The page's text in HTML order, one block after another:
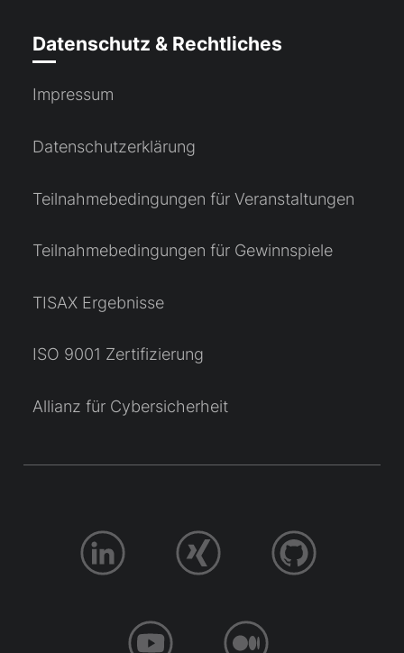
Datenschutz & Rechtliches
Impressum
Datenschutzerklärung
Teilnahmebedingungen für Veranstaltungen
Teilnahmebedingungen für Gewinnspiele
TISAX Ergebnisse
ISO 9001 Zertifizierung
Allianz für Cybersicherheit